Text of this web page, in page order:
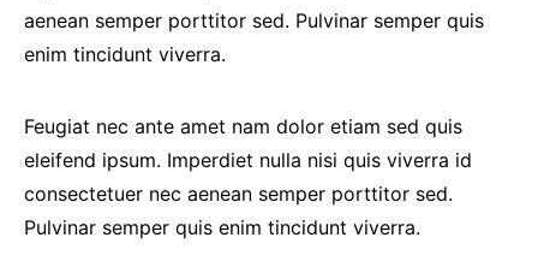
aenean semper porttitor sed. Pulvinar semper quis
enim tincidunt viverra.
Feugiat nec ante amet nam dolor etiam sed quis
eleifend ipsum. Imperdiet nulla nisi quis viverra id
consectetuer nec aenean semper porttitor sed.
Pulvinar semper quis enim tincidunt viverra.